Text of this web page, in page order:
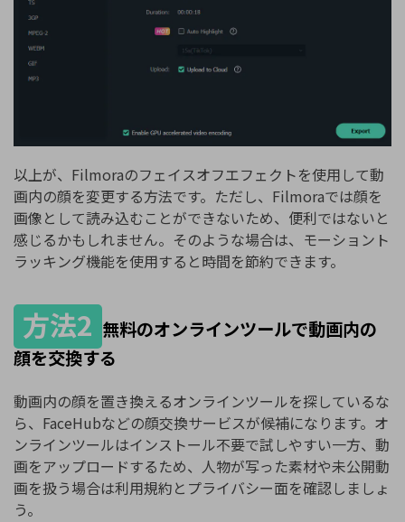
以上が、Filmoraのフェイスオフエフェクトを使用して動
画内の顔を変更する方法です。ただし、Filmoraでは顔を
画像として読み込むことができないため、便利ではないと
感じるかもしれません。そのような場合は、モーショント
ラッキング機能を使用すると時間を節約できます。
方法2 無料のオンラインツールで動画内の
顔を交換する
動画内の顔を置き換えるオンラインツールを探しているな
ら、FaceHubなどの顔交換サービスが候補になります。オ
ンラインツールはインストール不要で試しやすい一方、動
画をアップロードするため、人物が写った素材や未公開動
画を扱う場合は利用規約とプライバシー面を確認しましょ
う。